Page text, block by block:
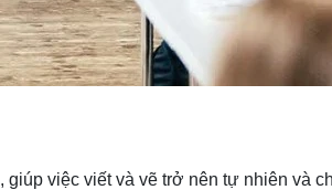
việc viết và vẽ trở nên tự nhiên và